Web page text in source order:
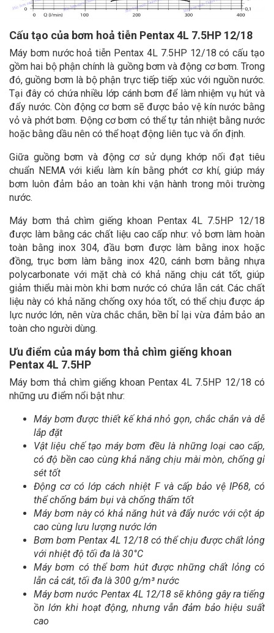
Cấu tạo của bơm hoả tiễn Pentax 4L 7.5HP 12/18
Máy bơm nước hoả tiễn Pentax 4L 7.5HP 12/18 có cấu tạo
gồm hai bộ phận chính là guồng bơm và động cơ bơm. Trong
đó, guồng bơm là bộ phận trực tiếp tiếp xúc với nguồn nước.
Tại đây có chứa nhiều lớp cánh bơm để làm nhiệm vụ hút và
đẩy nước. Còn động cơ bơm sẽ được bảo vệ kín nước bằng
vỏ và phớt bơm. Động cơ bơm có thể tự tản nhiệt bằng nước
hoặc bằng dầu nên có thể hoạt động liên tục và ổn định.
Giữa guồng bơm và động cơ sử dụng khớp nối đạt tiêu
chuẩn NEMA với kiểu làm kín bằng phớt cơ khí, giúp máy
bơm luôn đảm bảo an toàn khi vận hành trong môi trường
nước.
Máy bơm thả chìm giếng khoan Pentax 4L 7.5HP 12/18
được làm bằng các chất liệu cao cấp như: vỏ bơm làm hoàn
toàn bằng inox 304, đầu bơm được làm bằng inox hoặc
đồng, trục bơm làm bằng inox 420, cánh bơm bằng nhựa
polycarbonate với mặt chà có khả năng chịu cát tốt, giúp
giảm thiểu mài mòn khi bơm nước có chứa lẫn cát. Các chất
liệu này có khả năng chống oxy hóa tốt, có thể chịu được áp
lực nước lớn, nên vừa chắc chắn, bền bỉ lại vừa đảm bảo an
toàn cho người dùng.
Ưu điểm của máy bơm thả chìm giếng khoan
Pentax 4L 7.5HP
Máy bơm thả chìm giếng khoan Pentax 4L 7.5HP 12/18 có
những ưu điểm nổi bật như:
Máy bơm được thiết kế khá nhỏ gọn, chắc chắn và dễ
lắp đặt
Vật liệu chế tạo máy bơm đều là những loại cao cấp,
có độ bền cao cùng khả năng chịu mài mòn, chống gỉ
sét tốt
Động cơ có lớp cách nhiệt F và cấp bảo vệ IP68, có
thể chống bám bụi và chống thấm tốt
Máy bơm này có khả năng hút và đẩy nước với cột áp
cao cùng lưu lượng nước lớn
Bơm bơm Pentax 4L 12/18 có thể chịu được chất lỏng
với nhiệt độ tối đa là 30°C
Máy bơm có thể bơm hút được những chất lỏng có
lẫn cả cát, tối đa là 300 g/m³ nước
Máy bơm nước Pentax 4L 12/18 sẽ không gây ra tiếng
ồn lớn khi hoạt động, nhưng vẫn đảm bảo hiệu suất
cao